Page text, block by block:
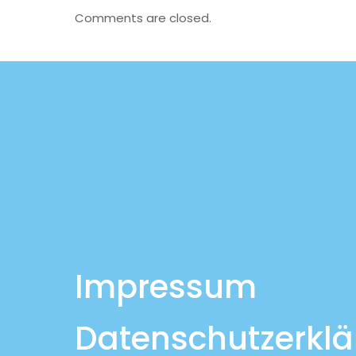
Comments are closed.
Impressum